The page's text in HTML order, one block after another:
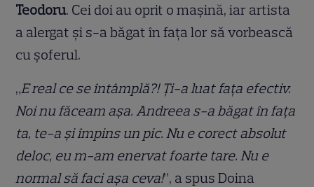
Teodoru. Cei doi au oprit o mașină, iar artista
a alergat și s-a băgat în fața lor să vorbească
cu șoferul.
„E real ce se întâmplă?! Ți-a luat fața efectiv.
Noi nu făceam așa. Andreea s-a băgat în fața
ta, te-a și împins un pic. Nu e corect absolut
deloc, eu m-am enervat foarte tare. Nu e
normal să faci așa ceva!”, a spus Doina